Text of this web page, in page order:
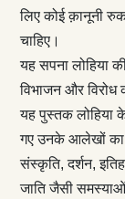
लिए कोई क़ानूनी
चाहिए।
यह सपना लोहिया
विभाजन और विरोध
यह पुस्तक लोहिया
गए उनके आलेखों का
संस्कृति, दर्शन,
जाति जैसी समस्याओं